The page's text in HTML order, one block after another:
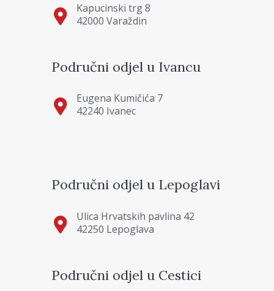
Kapucinski trg 8
42000 Varaždin
Područni odjel u Ivancu
Eugena Kumičića 7
42240 Ivanec
Područni odjel u Lepoglavi
Ulica Hrvatskih pavlina 42
42250 Lepoglava
Područni odjel u Cestici